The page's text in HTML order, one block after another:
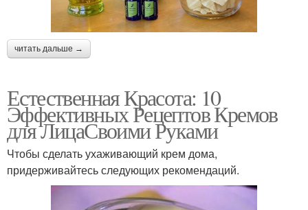
читать дальше →
Естественная Красота: 10
Эффективных Рецептов Кремов
для ЛицаСвоими Руками
Чтобы сделать ухаживающий крем дома,
придерживайтесь следующих рекомендаций.